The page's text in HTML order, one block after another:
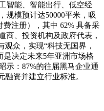
智能、智能出行、低空经
规模预计达50000平米，吸
费注册），其中 62% 具备采
商、投资机构及政府代表，
众，实现“科技无国界，
是决定未来5年亚洲市场格
示：87%的往届黑马企业通
融资并建立行业标准。